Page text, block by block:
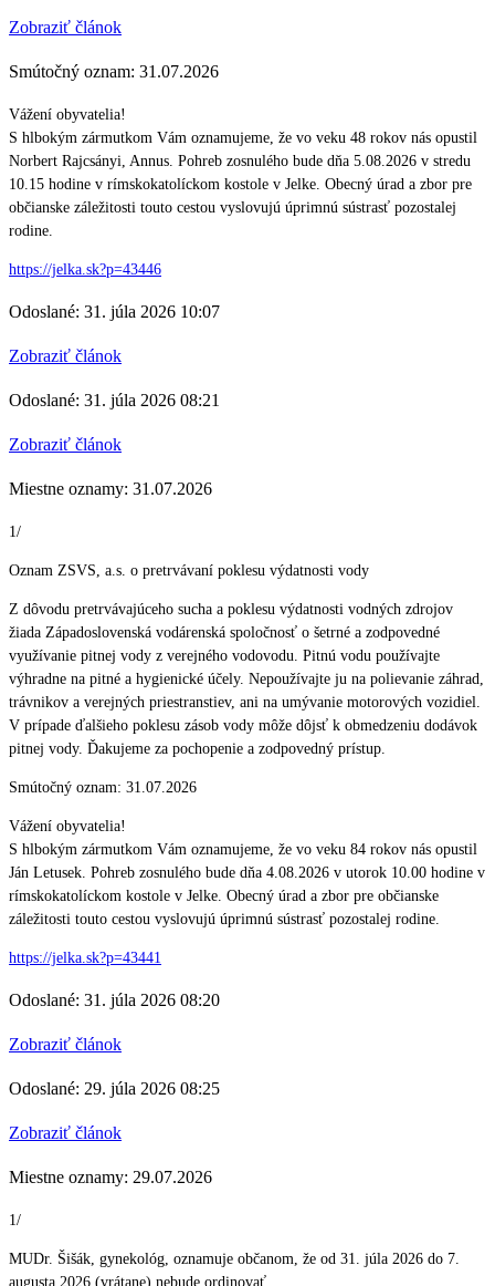
Zobraziť článok
Smútočný oznam: 31.07.2026
Vážení obyvatelia!
S hlbokým zármutkom Vám oznamujeme, že vo veku 48 rokov nás opustil
Norbert Rajcsányi, Annus. Pohreb zosnulého bude dňa 5.08.2026 v stredu
10.15 hodine v rímskokatolíckom kostole v Jelke. Obecný úrad a zbor pre
občianske záležitosti touto cestou vyslovujú úprimnú sústrasť pozostalej
rodine.
https://jelka.sk?p=43446
Odoslané: 31. júla 2026 10:07
Zobraziť článok
Odoslané: 31. júla 2026 08:21
Zobraziť článok
Miestne oznamy: 31.07.2026
1/
Oznam ZSVS, a.s. o pretrvávaní poklesu výdatnosti vody
Z dôvodu pretrvávajúceho sucha a poklesu výdatnosti vodných zdrojov
žiada Západoslovenská vodárenská spoločnosť o šetrné a zodpovedné
využívanie pitnej vody z verejného vodovodu. Pitnú vodu používajte
výhradne na pitné a hygienické účely. Nepoužívajte ju na polievanie záhrad,
trávnikov a verejných priestranstiev, ani na umývanie motorových vozidiel.
V prípade ďalšieho poklesu zásob vody môže dôjsť k obmedzeniu dodávok
pitnej vody. Ďakujeme za pochopenie a zodpovedný prístup.
Smútočný oznam: 31.07.2026
Vážení obyvatelia!
S hlbokým zármutkom Vám oznamujeme, že vo veku 84 rokov nás opustil
Ján Letusek. Pohreb zosnulého bude dňa 4.08.2026 v utorok 10.00 hodine v
rímskokatolíckom kostole v Jelke. Obecný úrad a zbor pre občianske
záležitosti touto cestou vyslovujú úprimnú sústrasť pozostalej rodine.
https://jelka.sk?p=43441
Odoslané: 31. júla 2026 08:20
Zobraziť článok
Odoslané: 29. júla 2026 08:25
Zobraziť článok
Miestne oznamy: 29.07.2026
1/
MUDr. Šišák, gynekológ, oznamuje občanom, že od 31. júla 2026 do 7.
augusta 2026 (vrátane) nebude ordinovať.